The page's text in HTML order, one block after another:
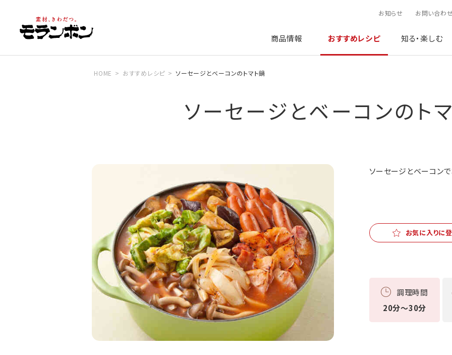
お知らせ お問い合わ
商品情報 おすすめレシピ 知る・楽しむ
HOME おすすめレシピ ソーセージとベーコンのトマト鍋
ソーセージとベーコンのト
ソーセージとベーコンで
お気に入りに
調理時間
20分～30分